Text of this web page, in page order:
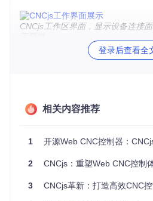
CNCjs工作区界面，显示设备连接
5分钟环境配置：从安装到
Git版本控制工具
简易安装步骤
clone
登录后查看全
相关内容推荐
1 开源Web CNC控制器：
2 CNCjs：重塑Web CNC控制体验的多控制
3 CNCjs革新：打造高效CNC